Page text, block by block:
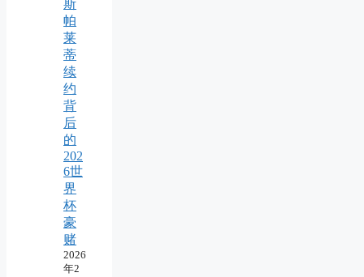
斯
帕
莱
蒂
续
约
背
后
的
202
6世
界
杯
豪
赌
2026
年2